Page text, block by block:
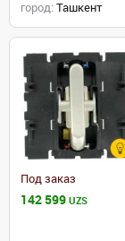
город: Ташкент
Под заказ
142 599 UZS